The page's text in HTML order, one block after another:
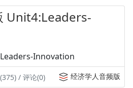
Unit4:Leaders-
Innovation
/ 评论(0) 经济学人音频版